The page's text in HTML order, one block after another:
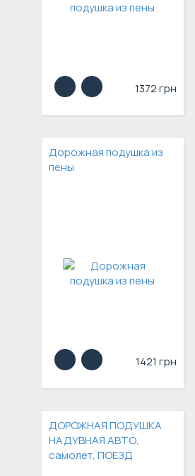
1372 грн
Дорожная подушка из
пены
1421 грн
ДОРОЖНАЯ ПОДУШКА
НАДУВНАЯ АВТО,
самолет, ПОЕЗД